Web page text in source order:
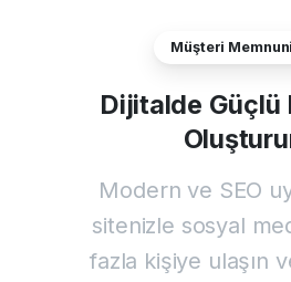
Müşteri
Dijitalde Güçlü
Modern ve SEO
sitenizle sosyal
fazla kişiye ulaşın